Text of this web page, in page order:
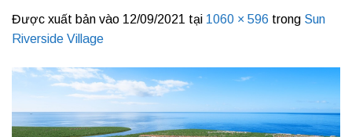
Được xuất bản vào 12/09/2021 tại 1060 × 596 trong Sun
Riverside Village